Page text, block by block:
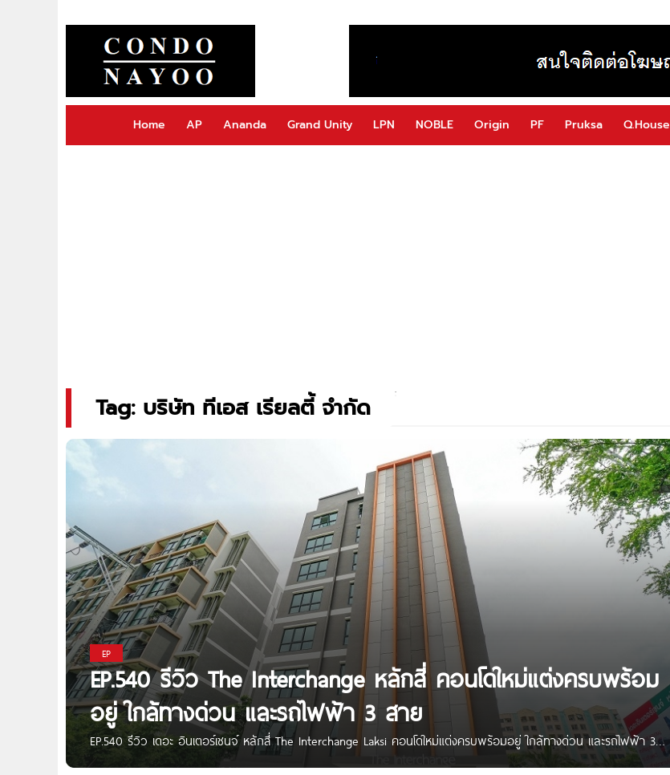
Home AP Ananda Grand Unity LPN NOBLE Origin PF Pruksa Q.House
Tag: บริษัท ทีเอส เรียลตี้ จำกัด
EP
EP.540 รีวิว The Interchange หลักสี่ คอนโดใหม่แต่งครบพร้อม
อยู่ ใกล้ทางด่วน และรถไฟฟ้า 3 สาย
EP.540 รีวิว เดอะ อินเตอร์เชนจ์ หลักสี่ The Interchange Laksi คอนโดใหม่แต่งครบพร้อมอยู่ ใกล้ทางด่วน และรถไฟฟ้า 3
สาย เริ่ม 2.09 ล้านบาท* Written by : Nan Kanyaratthp สวัสดีเพื่อน ๆ Condonayoo ทุกคนค่ะ วันนี้เราจะพาไปชม